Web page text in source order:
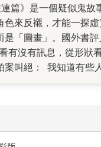
色來反襯，才能一探
是「圖畫」。國外書
有沒有訊息，從形狀
案叫絕： 我知道有些
人深深理解恐怖片中
（嚇）一頁，瞬間又
思構築故事的合理性